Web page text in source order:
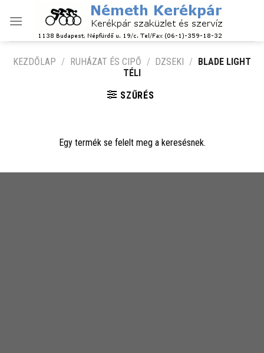
KEZDŐLAP / RUHÁZAT ÉS CIPŐ / DZSEKI / BLADE LIGHT
TÉLI
SZŰRÉS
Egy termék se felelt meg a keresésnek.